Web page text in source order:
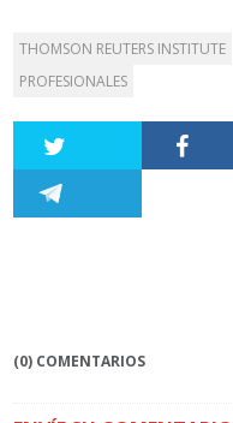
THOMSON REUTERS INSTITUTE
PROFESIONALES
(0) COMENTARIOS